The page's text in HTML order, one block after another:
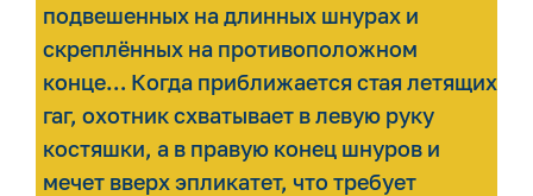
подвешенных на длинных шнурах и
скреплённых на противоположном
конце… Когда приближается стая летящих
гаг, охотник схватывает в левую руку
костяшки, а в правую конец шнуров и
мечет вверх эпликатет, что требует